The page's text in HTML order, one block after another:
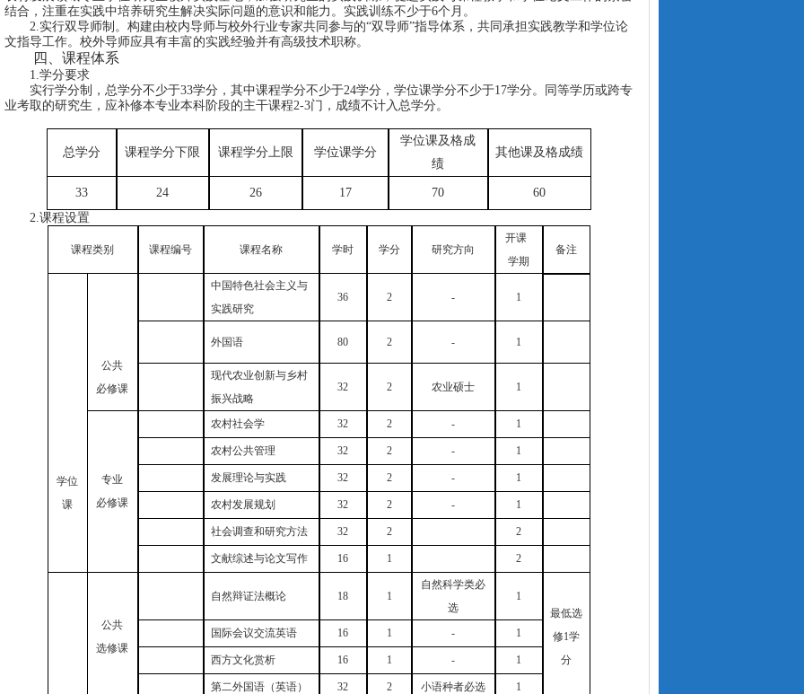
结合，注重在实践中培养研究生解决实际问题的意识和能力。实践训练不少于6个月。
2.实行双导师制。构建由校内导师与校外行业专家共同参与的“双导师”指导体系，共同承担实践教学和学位论
文指导工作。校外导师应具有丰富的实践经验并有高级技术职称。
四、课程体系
1.学分要求
实行学分制，总学分不少于33学分，其中课程学分不少于24学分，学位课学分不少于17学分。同等学历或跨专
业考取的研究生，应补修本专业本科阶段的主干课程2-3门，成绩不计入总学分。
总学分 课程学分下限 课程学分上限 学位课学分
学位课及格成
绩
其他课及格成绩
33 24 26 17 70
60
2.课程设置
课程类别 课程编号 课程名称 学时 学分 研究方向
开课
学期
备注
学位
课
公共
必修课
中国特色社会主义与
实践研究
36 2 - 1
外国语 80 2 - 1
现代农业创新与乡村
振兴战略
32 2 农业硕士 1
专业
必修课
农村社会学 32 2 - 1
农村公共管理 32 2 - 1
发展理论与实践 32 2 - 1
农村发展规划 32 2 - 1
社会调查和研究方法 32 2 2
文献综述与论文写作 16 1 2
公共
选修课
自然辩证法概论 18 1
自然科学类必
选
1
最低选
修1学
分
国际会议交流英语 16 1 - 1
西方文化赏析 16 1 - 1
第二外国语（英语） 32 2 小语种者必选 1